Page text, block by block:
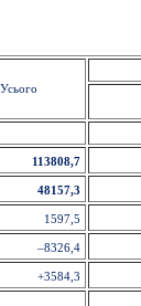
Усього
113808,7
48157,3
1597,5
–8326,4
+3584,3